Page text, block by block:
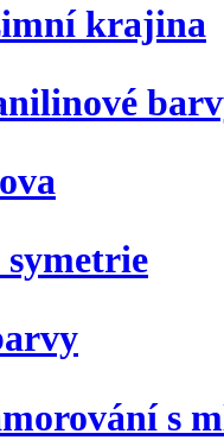
krajina
s